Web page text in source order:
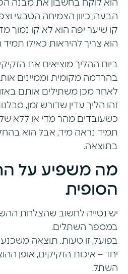
הוא לוקח בחשבון את מבנה
הבעה, כיוון הצמיחה הטבעי
קו שיער יפה הוא לא קו נמוך
הוא צריך להיראות כאילו
ביום ההליך מוציאים את
בהרדמה מקומית וממיינים
לאחר מכן משתילים אותם
זהו הליך עדין שדורש זמן,
כשעובדים מהר מדי או ללא
תמיד נראה מיד, אבל הוא
בתוצאה.
מה משפיע על
הסופית
יש נטייה לחשוב שהצלחת
במספר השתלים.
בפועל, זו טעות. תוצאה
יחד – איכות הזקיקים, אופן
השתל.